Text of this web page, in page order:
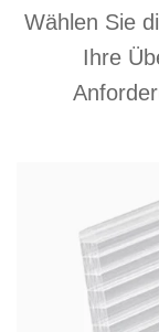
Wählen Sie
Ihre